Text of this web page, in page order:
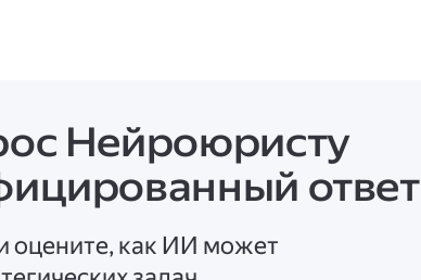
Нейроюристу
ответ
оцените, как ИИ может